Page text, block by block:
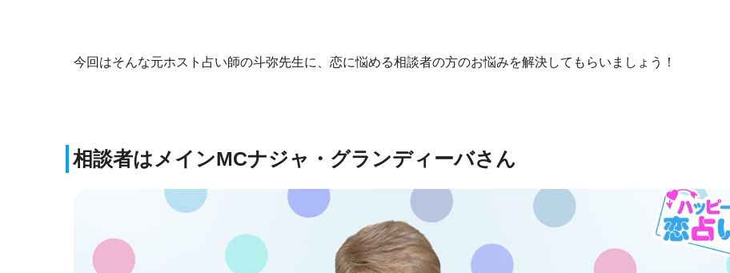
今回はそんな元ホスト占い師の斗弥先生に、恋に悩める相談者の方のお悩みを解決してもらいましょう！
相談者はメインMCナジャ・グランディーバさん